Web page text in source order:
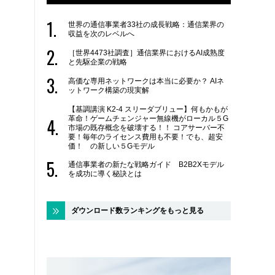
世界の通信事業者33社の成長戦略：通信業界の
収益を次のレベルへ
［世界4473社調査］通信業界におけるAI成熟度
と先駆企業の戦略
高価な専用ネットワークは本当に必要か？ AIネ
ットワーク構築の現実解
【基調講演 K2-4 スリーダブリュー】何もかもが
革命！ゲームチェンジャー無線機がローカル５G
市場の既存概念を破壊する！！ コアサーバー不
要！毎年のライセンス費用も不要！でも、超安
価！ の新しい５Gモデル
通信事業者の新たな戦略ガイド B2B2Xモデル
を成功に導く秘訣とは
ダウンロード数ランキングをもっと見る